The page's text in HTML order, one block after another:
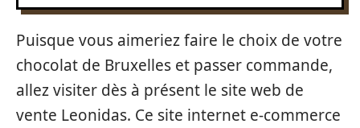
Puisque vous aimeriez faire le choix de votre
chocolat de Bruxelles et passer commande,
allez visiter dès à présent le site web de
vente Leonidas. Ce site internet e-commerce